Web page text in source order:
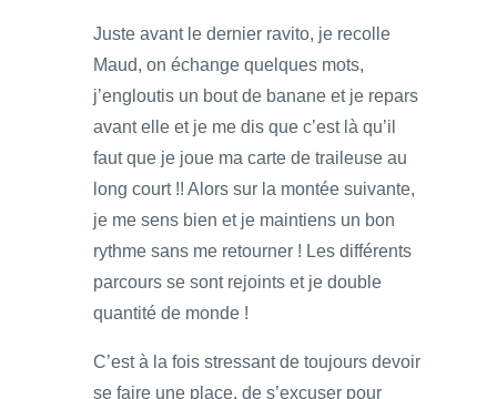
Juste avant le dernier ravito, je recolle
Maud, on échange quelques mots,
j’engloutis un bout de banane et je repars
avant elle et je me dis que c’est là qu’il
faut que je joue ma carte de traileuse au
long court !! Alors sur la montée suivante,
je me sens bien et je maintiens un bon
rythme sans me retourner ! Les différents
parcours se sont rejoints et je double
quantité de monde !
C’est à la fois stressant de toujours devoir
se faire une place, de s’excuser pour